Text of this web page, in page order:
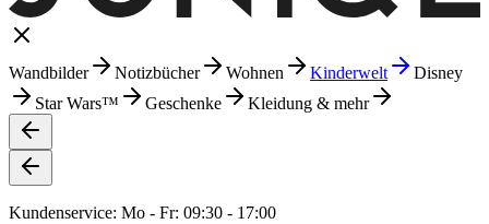
Wandbilder Notizbücher Wohnen Kinderwelt
Disney
Star Wars™
Geschenke Kleidung & mehr
Kundenservice: Mo - Fr: 09:30 - 17:00